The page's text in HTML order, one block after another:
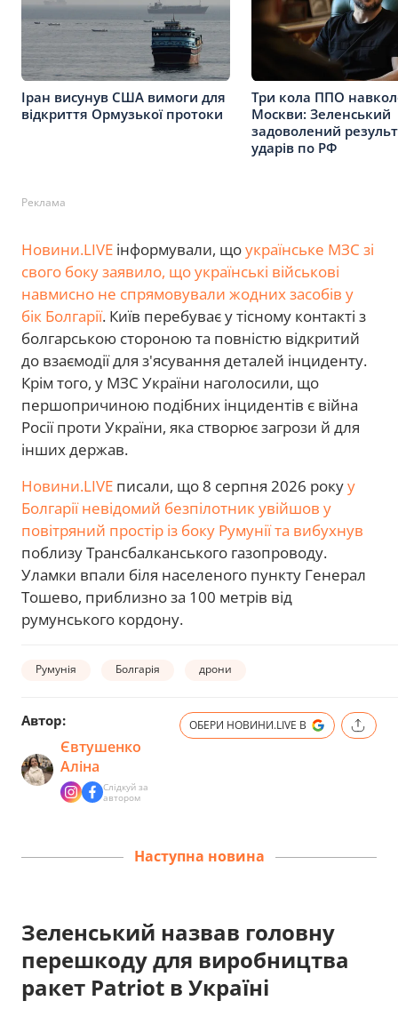
Іран висунув США вимоги для
відкриття Ормузької протоки
Три кола ППО
Москви: Зеленський
задоволений
ударів по РФ
Реклама
Новини.LIVE інформували, щоукраїнське МЗС зі
свого боку заявило, що українські військові
навмисно не спрямовували жодних засобів у
бік Болгарії. Київ перебуває у тісному контакті з
болгарською стороною та повністю відкритий
до взаємодії для з'ясування деталей інциденту.
Крім того, у МЗС України наголосили, що
першопричиною подібних інцидентів є війна
Росії проти України, яка створює загрози й для
інших держав.
Новини.LIVE писали, що 8 серпня 2026 рокуу
Болгарії невідомий безпілотник увійшов у
повітряний простір із боку Румунії та вибухнув
поблизу Трансбалканського газопроводу.
Уламки впали біля населеного пункту Генерал
Тошево, приблизно за 100 метрів від
румунського кордону.
Румунія Болгарія дрони
Автор:
Євтушенко
Аліна
Слідкуй за
автором
ОБЕРИ НОВИНИ.LIVE В
Наступна новина
Зеленський назвав головну
перешкоду для виробництва
ракет Patriot в Україні